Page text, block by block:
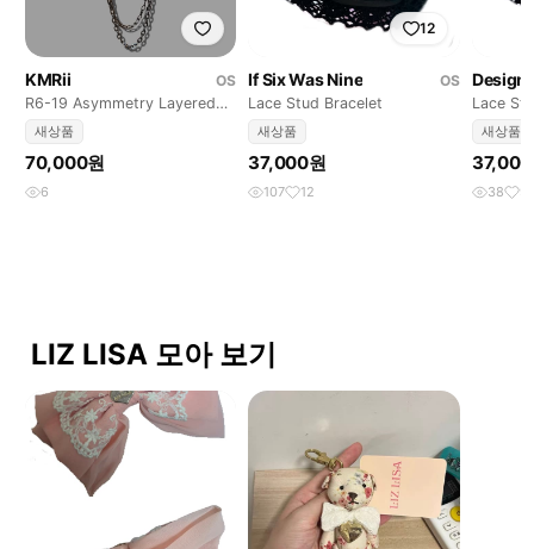
KMRii
OS
R6-19 Asymmetry Layered
Necklace
새상품
70,000원
6
12
If Six Was Nine
OS
Lace Stud Bracelet
새상품
37,000원
107 12
Lace
새상품
38 9
LIZ LISA 모아 보기